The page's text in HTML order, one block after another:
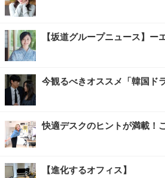
【坂道グループニュース】ー
今観るべきオススメ「韓国ド
快適デスクのヒントが満載！
【進化するオフィス】